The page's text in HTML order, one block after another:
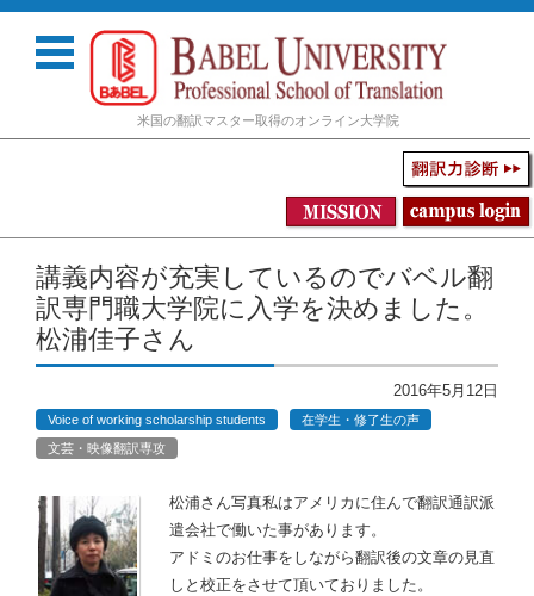
米国の翻訳マスター取得のオンライン大学院
コンテンツに移動
講義内容が充実しているのでバベル翻
訳専門職大学院に入学を決めました。
松浦佳子さん
2016年5月12日
Voice of working scholarship students
在学生・修了生の声
文芸・映像翻訳専攻
松浦さん写真私はアメリカに住んで翻訳通訳派
遣会社で働いた事があります。
アドミのお仕事をしながら翻訳後の文章の見直
しと校正をさせて頂いておりました。